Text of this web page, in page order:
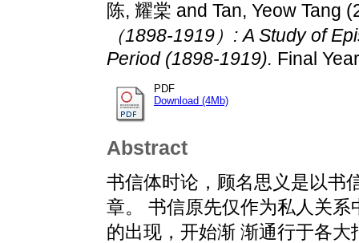
陈, 耀棠 and Tan, Yeow Tang
（1898-1919）: A Study of
Period (1898-1919). Final
PDF
Download (4Mb)
Abstract
书信体时论，顾名思义是以书
章。 书信原先仅作为私人关
的出现，开始渐 渐通行于各